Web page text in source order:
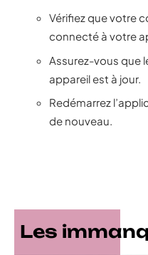
Vérifiez que votre
connecté à votre
Assurez-vous que
appareil est à jour.
Redémarrez
de nouveau.
Les